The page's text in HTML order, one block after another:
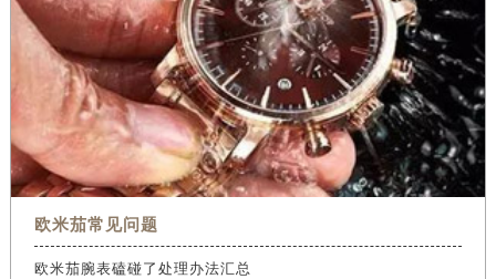
欧米茄常见问题
欧米茄腕表磕碰了处理办法汇总